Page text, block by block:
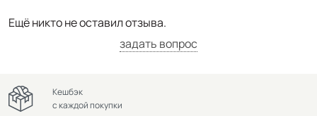
Ещё никто не оставил отзыва.
задать вопрос
Кешбэк
с каждой покупки